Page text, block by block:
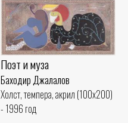
Поэт и муза
Баходир Джалалов
Холст, темпера, акрил (100x200)
- 1996 год